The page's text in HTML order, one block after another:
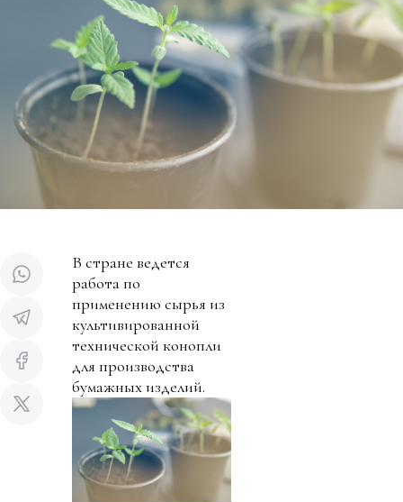
В стране ведется
работа по
применению сырья из
культивированной
технической конопли
для производства
бумажных изделий.